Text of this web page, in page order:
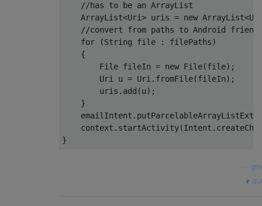
//has to be an ArrayList
ArrayList<Uri> uris = new ArrayList<
//convert from paths to Android
for
(String file : filePaths)
{
File fileIn = new File(file);
Uri
u = Uri . fromFile(fileIn);
        uris
. add (u);
}
    emailIntent
.
    context
. startActivity(Intent .
}